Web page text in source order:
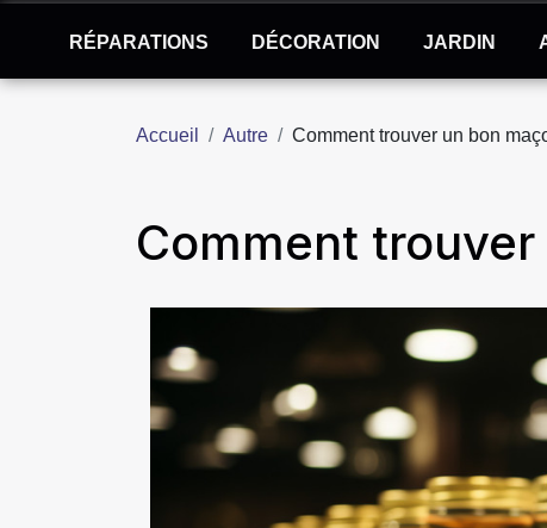
RÉPARATIONS DÉCORATION JARDIN
Accueil Autre Comment trouver un bon
Comment